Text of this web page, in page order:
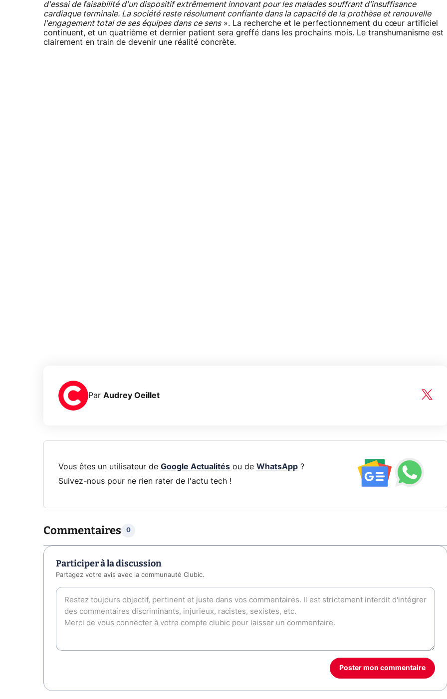
d'essai de faisabilité d'un dispositif extrêmement innovant pour les malades souffrant d'insuffisance
cardiaque terminale. La société reste résolument confiante dans la capacité de la prothèse et renouvelle
l'engagement total de ses équipes dans ce sens». La recherche et le perfectionnement du cœur artificiel
continuent, et un quatrième et dernier patient sera greffé dans les prochains mois. Le transhumanisme est
clairement en train de devenir une réalité concrète.
Par Audrey Oeillet
Vous êtes un utilisateur de Google Actualitésou de WhatsApp?
Suivez-nous pour ne rien rater de l'actu tech !
Commentaires 0
Participer à la discussion
Partagez votre avis avec la communauté Clubic.
Poster mon commentaire